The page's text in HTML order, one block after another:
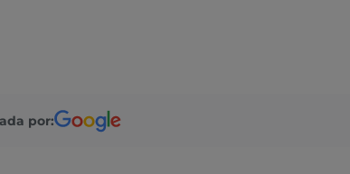
helénica y restos micénicos. Tampoco se
y Cultura del Aceite de Oliva
por: